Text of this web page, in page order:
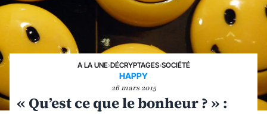
A LA UNE›DÉCRYPTAGES›SOCIÉTÉ
HAPPY
26 mars 2015
« Qu’est ce que le bonheur ? » :